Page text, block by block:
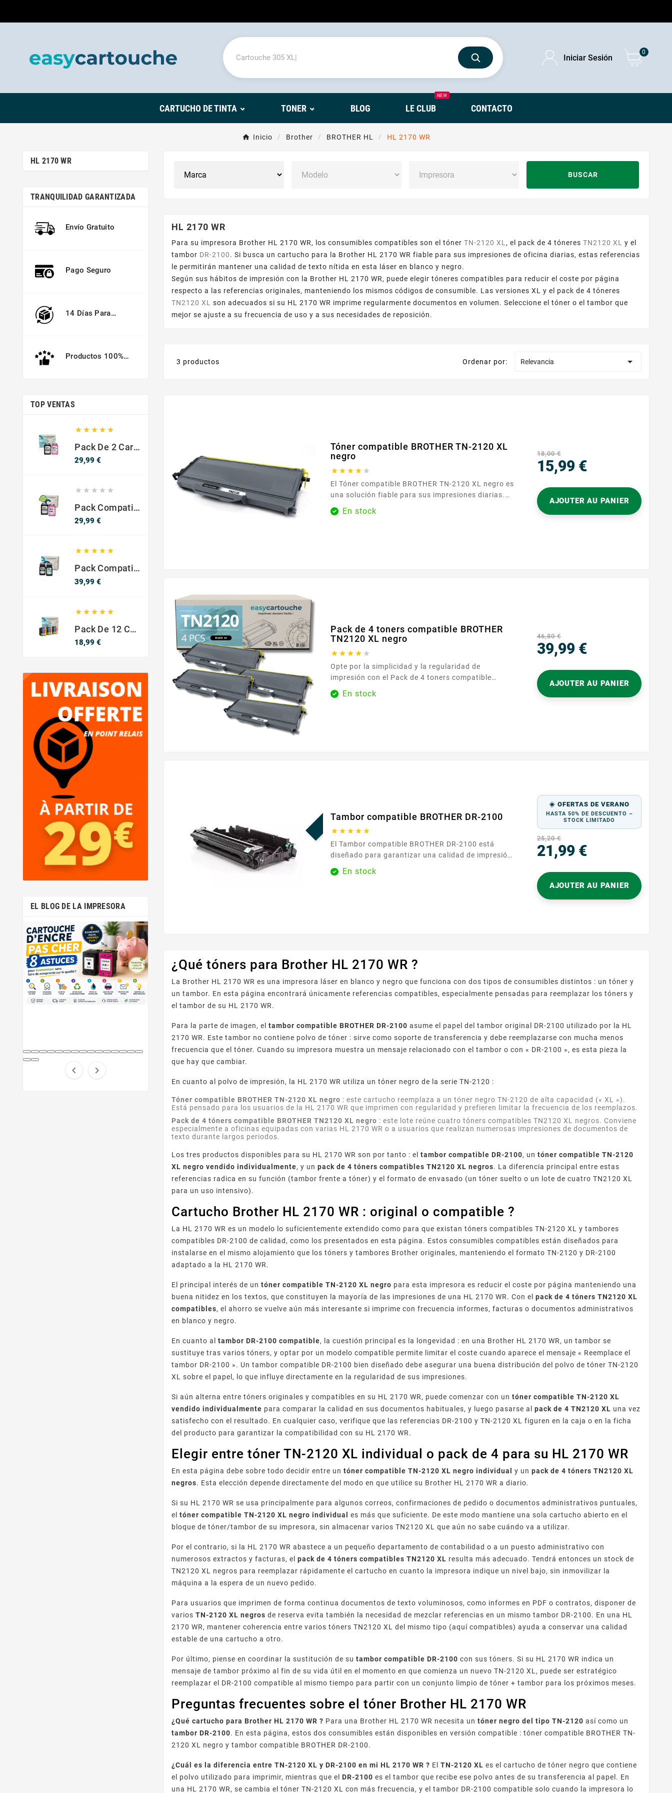
Iniciar Sesión
0
CARTUCHO DE TINTA TONER BLOG LE CLUB
NEW
CONTACTO
Inicio Brother BROTHER HL HL 2170 WR
HL 2170 WR
TRANQUILIDAD GARANTIZADA
Envío Gratuito
Pago Seguro
14 Días Para
Productos 100%
TOP VENTAS
    
Pack De 2 Cartuchos Compatibles Con HP 301 XL Negro Y Color
29,99 €
    
Pack Compatible Con HP 302 XL Negro Y Color - SIN NIVEL DE TINTA
29,99 €
    
Pack Compatible Canon PG-540 XL / CL-541 XL ? Negro Y Color ? Alta Capacidad
39,99 €
    
Pack De 12 Cartuchos Compatibles EPSON 603XL
18,99 €
EL BLOG DE LA IMPRESORA
 
BUSCAR
HL 2170 WR
Para su impresora Brother HL 2170 WR, los consumibles compatibles son el tónerTN-2120 XL , el pack de 4 tóneresTN2120 XL
y el
tambor DR-2100. Si busca un cartucho para la Brother HL 2170 WR fiable para sus impresiones de oficina diarias, estas referencias
le permitirán mantener una calidad de texto nítida en esta láser en blanco y negro.
Según sus hábitos de impresión con la Brother HL 2170 WR, puede elegir tóneres compatibles para reducir el coste por página
respecto a las referencias originales, manteniendo los mismos códigos de consumible. Las versiones XL y el pack de 4 tóneres
TN2120 XL
son adecuados si su HL 2170 WR imprime regularmente documentos en volumen. Seleccione el tóner o el tambor que
mejor se ajuste a su frecuencia de uso y a sus necesidades de reposición.
3 productos Ordenar por: Relevancia 
Tóner compatible BROTHER TN-2120 XL
negro
    
El Tóner compatible BROTHER TN-2120 XL negro es
una solución fiable para sus impresiones diarias.
Diseñado para funcionar con impresoras Brother
que utilizan las referencias TN2110 y TN2120 ,
En stock
18,00 €
15,99 €
AJOUTER AU PANIER
Pack de 4 toners compatible BROTHER
TN2120 XL negro
    
Opte por la simplicidad y la regularidad de
impresión con el Pack de 4 toners compatible
BROTHER TN2120 XL negro . Pensado para sus
necesidades diarias así como para documentos
En stock
46,80 €
39,99 €
AJOUTER AU PANIER
Tambor compatible BROTHER DR-2100
    
El Tambor compatible BROTHER DR-2100 está
diseñado para garantizar una calidad de impresión
fiable y homogénea a diario. Elemento esencial del
sistema de imagen, reproduce textos nítidos y
En stock
☀️ OFERTAS DE VERANO
HASTA 50% DE DESCUENTO –
STOCK LIMITADO
25,20 €
21,99 €
AJOUTER AU PANIER
¿Qué tóners para Brother HL 2170 WR ?
La Brother HL 2170 WR es una impresora láser en blanco y negro que funciona con dos tipos de consumibles distintos : un tóner y
un tambor. En esta página encontrará únicamente referencias compatibles, especialmente pensadas para reemplazar los tóners y
el tambor de su HL 2170 WR.
Para la parte de imagen, eltambor compatible BROTHER DR-2100 asume el papel del tambor original DR-2100 utilizado por la HL
2170 WR. Este tambor no contiene polvo de tóner : sirve como soporte de transferencia y debe reemplazarse con mucha menos
frecuencia que el tóner. Cuando su impresora muestra un mensaje relacionado con el tambor o con « DR-2100 », es esta pieza la
que hay que cambiar.
En cuanto al polvo de impresión, la HL 2170 WR utiliza un tóner negro de la serie TN-2120 :
Tóner compatible BROTHER TN-2120 XL negro : este cartucho reemplaza a un tóner negro TN-2120 de alta capacidad (« XL »).
Está pensado para los usuarios de la HL 2170 WR que imprimen con regularidad y prefieren limitar la frecuencia de los reemplazos.
Pack de 4 tóners compatible BROTHER TN2120 XL negro : este lote reúne cuatro tóners compatibles TN2120 XL negros. Conviene
especialmente a oficinas equipadas con varias HL 2170 WR o a usuarios que realizan numerosas impresiones de documentos de
texto durante largos periodos.
Los tres productos disponibles para su HL 2170 WR son por tanto : eltambor compatible DR-2100, untóner compatible TN-2120
XL negro vendido individualmente, y unpack de 4 tóners compatibles TN2120 XL negros. La diferencia principal entre estas
referencias radica en su función (tambor frente a tóner) y el formato de envasado (un tóner suelto o un lote de cuatro TN2120 XL
para un uso intensivo).
Cartucho Brother HL 2170 WR : original o compatible ?
La HL 2170 WR es un modelo lo suficientemente extendido como para que existan tóners compatibles TN-2120 XL y tambores
compatibles DR-2100 de calidad, como los presentados en esta página. Estos consumibles compatibles están diseñados para
instalarse en el mismo alojamiento que los tóners y tambores Brother originales, manteniendo el formato TN-2120 y DR-2100
adaptado a la HL 2170 WR.
El principal interés de untóner compatible TN-2120 XL negro para esta impresora es reducir el coste por página manteniendo una
buena nitidez en los textos, que constituyen la mayoría de las impresiones de una HL 2170 WR. Con elpack de 4 tóners TN2120 XL
compatibles, el ahorro se vuelve aún más interesante si imprime con frecuencia informes, facturas o documentos administrativos
en blanco y negro.
En cuanto altambor DR-2100 compatible, la cuestión principal es la longevidad : en una Brother HL 2170 WR, un tambor se
sustituye tras varios tóners, y optar por un modelo compatible permite limitar el coste cuando aparece el mensaje « Reemplace el
tambor DR-2100 ». Un tambor compatible DR-2100 bien diseñado debe asegurar una buena distribución del polvo de tóner TN-2120
XL sobre el papel, lo que influye directamente en la regularidad de sus impresiones.
Si aún alterna entre tóners originales y compatibles en su HL 2170 WR, puede comenzar con untóner compatible TN-2120 XL
vendido individualmente para comparar la calidad en sus documentos habituales, y luego pasarse alpack de 4 TN2120 XL una vez
satisfecho con el resultado. En cualquier caso, verifique que las referencias DR-2100 y TN-2120 XL figuren en la caja o en la ficha
del producto para garantizar la compatibilidad con su HL 2170 WR.
Elegir entre tóner TN-2120 XL individual o pack de 4 para su HL 2170 WR
En esta página debe sobre todo decidir entre untóner compatible TN-2120 XL negro individual y unpack de 4 tóners TN2120 XL
negros. Esta elección depende directamente del modo en que utilice su Brother HL 2170 WR a diario.
Si su HL 2170 WR se usa principalmente para algunos correos, confirmaciones de pedido o documentos administrativos puntuales,
eltóner compatible TN-2120 XL negro individual
es más que suficiente. De este modo mantiene una sola cartucho abierto en el
bloque de tóner/tambor de su impresora, sin almacenar varios TN2120 XL que aún no sabe cuándo va a utilizar.
Por el contrario, si la HL 2170 WR abastece a un pequeño departamento de contabilidad o a un puesto administrativo con
numerosos extractos y facturas, elpack de 4 tóners compatibles TN2120 XL resulta más adecuado. Tendrá entonces un stock de
TN2120 XL negros para reemplazar rápidamente el cartucho en cuanto la impresora indique un nivel bajo, sin inmovilizar la
máquina a la espera de un nuevo pedido.
Para usuarios que imprimen de forma continua documentos de texto voluminosos, como informes en PDF o contratos, disponer de
variosTN-2120 XL negros de reserva evita también la necesidad de mezclar referencias en un mismo tambor DR-2100. En una HL
2170 WR, mantener coherencia entre varios tóners TN2120 XL del mismo tipo (aquí compatibles) ayuda a conservar una calidad
estable de una cartucho a otro.
Por último, piense en coordinar la sustitución de sutambor compatible DR-2100 con sus tóners. Si su HL 2170 WR indica un
mensaje de tambor próximo al fin de su vida útil en el momento en que comienza un nuevo TN-2120 XL, puede ser estratégico
reemplazar el DR-2100 compatible al mismo tiempo para partir con un conjunto limpio de tóner + tambor para los próximos meses.
Preguntas frecuentes sobre el tóner Brother HL 2170 WR
¿Qué cartucho para Brother HL 2170 WR ? Para una Brother HL 2170 WR necesita untóner negro del tipo TN-2120 así como un
tambor DR-2100. En esta página, estos dos consumibles están disponibles en versión compatible : tóner compatible BROTHER TN-
2120 XL negro y tambor compatible BROTHER DR-2100.
¿Cuál es la diferencia entre TN-2120 XL y DR-2100 en mi HL 2170 WR ? ElTN-2120 XL es el cartucho de tóner negro que contiene
el polvo utilizado para imprimir, mientras que el DR-2100 es el tambor que recibe ese polvo antes de su transferencia al papel. En
una HL 2170 WR, se cambia el tóner TN-2120 XL con más frecuencia, y el tambor DR-2100 compatible solo cuando la impresora lo